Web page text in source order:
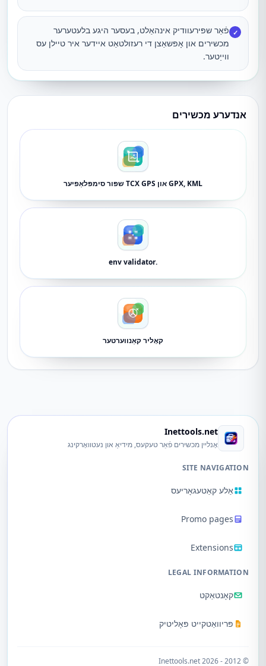
✓ פֿאַר שפּירעוודיק אינהאַלט, בעסער היגע בלעטערער
מכשירים און אָפּשאַצן די רעזולטאַט איידער איר טיילן עס
ווייַטער.
אנדערע מכשירים
GPX, KML און TCX GPS שפּור סימפּלאַפיער
.env validator
קאָליר קאַנווערטער
Inettools.net
אָנליין מכשירים פֿאַר טעקעס, מידיאַ און נעטוואָרקינג
SITE NAVIGATION
אַלע קאַטעגאָריעס
Promo pages
Extensions
LEGAL INFORMATION
קאָנטאַקט
פּריוואַטקייט פּאָליטיק
© 2012 - 2026 Inettools.net